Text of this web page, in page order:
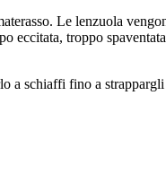
Le lenzuola
eccitata, troppo
a schiaffi fino a